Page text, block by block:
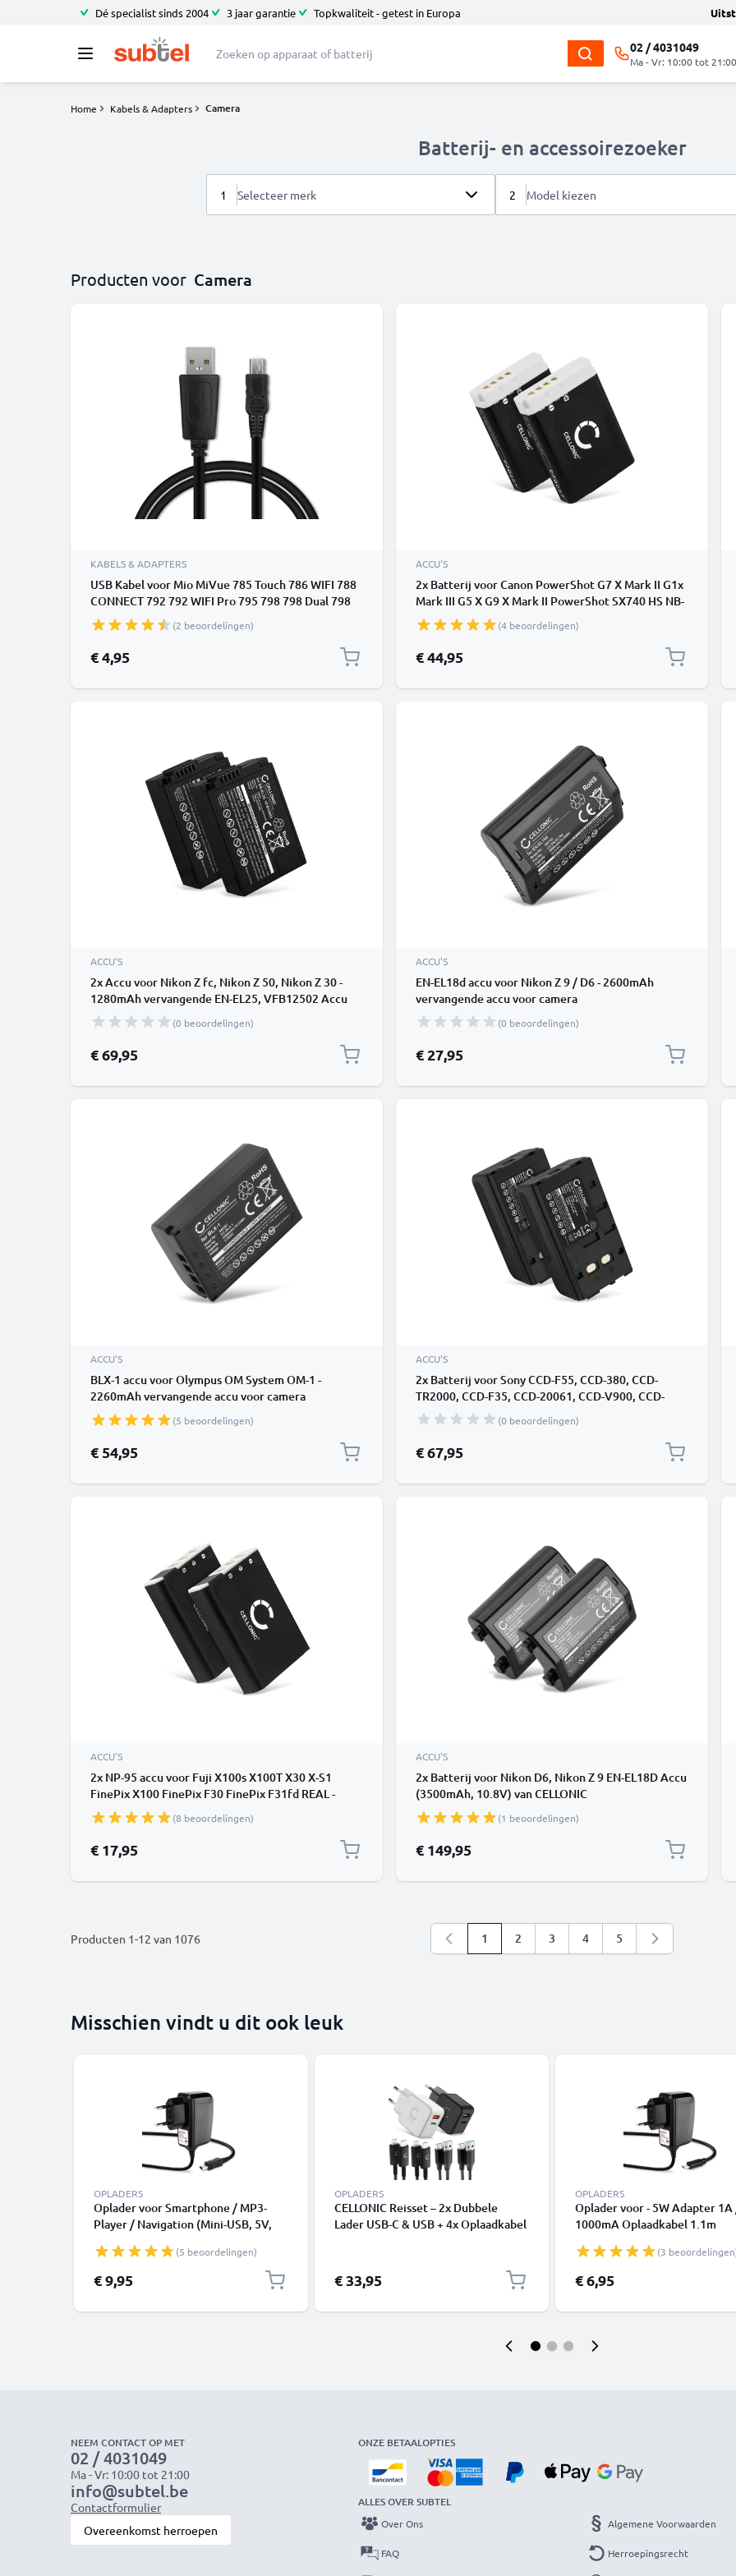
Dé specialist sinds 2004 3 jaar garantie Topkwaliteit - getest in Europa
02 / 4031049
Ma - Vr: 10:00 tot 21:00
Home Kabels & Adapters Camera
Batterij- en accessoirezoeker
1 Selecteer merk 2 Model kiezen
Producten voor Camera
KABELS & ADAPTERS
USB Kabel voor Mio MiVue 785 Touch 786 WIFI 788
CONNECT 792 792 WIFI Pro 795 798 798 Dual 798
Dual Pro 798 Pro 812 818 821 - 1m Oplaadkabel 1A
Camera foto PVC Datakabel zwart
(2 beoordelingen)
€ 4,95
ACCU'S
2x Batterij voor Canon PowerShot G7 X Mark II G1x
Mark III G5 X G9 X Mark II PowerShot SX740 HS NB-
13L Accu (1120mAh, 3.7V) van CELLONIC
(4 beoordelingen)
€ 44,95
ACCU'S
2x Accu voor Nikon Z fc, Nikon Z 50, Nikon Z 30 -
1280mAh vervangende EN-EL25, VFB12502 Accu
voor camera
(0 beoordelingen)
€ 69,95
ACCU'S
EN-EL18d accu voor Nikon Z 9 / D6 - 2600mAh
vervangende accu voor camera
(0 beoordelingen)
€ 27,95
ACCU'S
BLX-1 accu voor Olympus OM System OM-1 -
2260mAh vervangende accu voor camera
(5 beoordelingen)
€ 54,95
ACCU'S
2x Batterij voor Sony CCD-F55, CCD-380, CCD-
TR2000, CCD-F35, CCD-20061, CCD-V900, CCD-
V5000 NP-33 NP-55 NP-66 NP-68 Accu (4200mAh,
6V) van CELLONIC
(0 beoordelingen)
€ 67,95
ACCU'S
2x NP-95 accu voor Fuji X100s X100T X30 X-S1
FinePix X100 FinePix F30 FinePix F31fd REAL -
1800mAh vervangende accu voor camera
(8 beoordelingen)
€ 17,95
ACCU'S
2x Batterij voor Nikon D6, Nikon Z 9 EN-EL18D Accu
(3500mAh, 10.8V) van CELLONIC
(1 beoordelingen)
€ 149,95
Producten 1-12 van 1076 U lees momenteel pagina
1 Pagina
2 Pagina
3 Pagina
4 Pagina
5
Misschien vindt u dit ook leuk
OPLADERS
Oplader voor Smartphone / MP3-
Player / Navigation (Mini-USB, 5V,
2A / 2000mA Oplaadkabel 1,2m
(5 beoordelingen)
€ 9,95
OPLADERS
CELLONIC Reisset – 2x Dubbele
Lader USB-C & USB + 4x Oplaadkabel
meer – 2x 20W PD USB Snellader in
Zwart en Wit
€ 33,95
OPLADERS
Oplader voor - 5W Adapter
1000mA Oplaadkabel 1.1m
(3
€ 6,95
NEEM CONTACT OP MET
02 / 4031049
Ma - Vr: 10:00 tot 21:00
info@subtel.be
Contactformulier
Overeenkomst herroepen
ONZE BETAALOPTIES
ALLES OVER SUBTEL
Over Ons
FAQ
Algemene Voorwaarden
Herroepingsrecht